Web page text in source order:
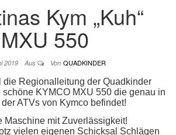
Kym „Kuh“
MXU 550
2019 Aus Von QUADKINDER
die Regionalleitung der Quadkinder
schöne KYMCO MXU 550 die genau in
ATVs von Kymco befindet!
Maschine mit Zuverlässigkeit!
vielen eigenen Schicksal Schlägen